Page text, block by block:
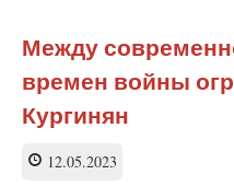
Между
времен войны
Кургинян
12.05.2023